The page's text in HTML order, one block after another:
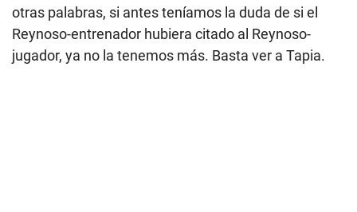
otras palabras, si antes teníamos la duda de si el
Reynoso-entrenador hubiera citado al Reynoso-
jugador, ya no la tenemos más. Basta ver a Tapia.